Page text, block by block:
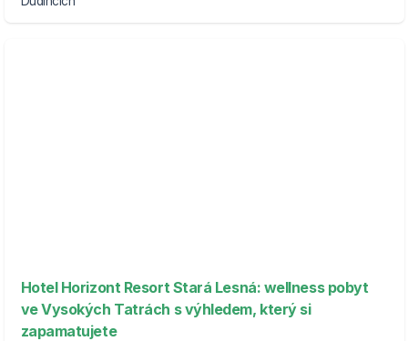
Hotel Horizont Resort Stará Lesná: wellness pobyt
ve Vysokých Tatrách s výhledem, který si
zapamatujete